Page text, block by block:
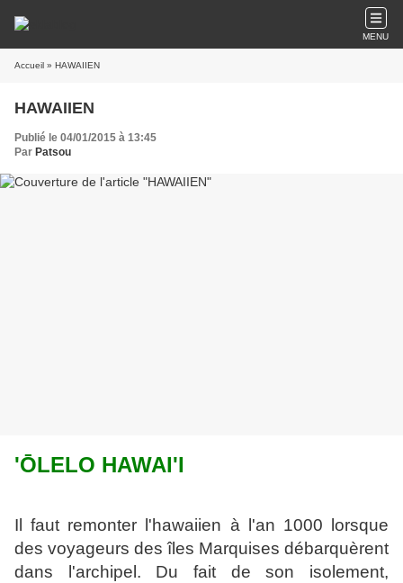
MENU
Accueil » HAWAIIEN
HAWAIIEN
Publié le 04/01/2015 à 13:45
Par Patsou
'ŌLELO HAWAI'I
Il faut remonter l'hawaiien à l'an 1000 lorsque
des voyageurs des îles Marquises débarquèrent
dans l'archipel. Du fait de son isolement,